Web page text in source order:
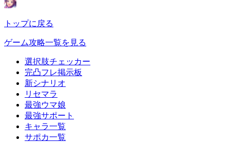
トップに戻る
ゲーム攻略一覧を見る
選択肢チェッカー
完凸フレ掲示板
新シナリオ
リセマラ
最強ウマ娘
最強サポート
キャラ一覧
サポカ一覧